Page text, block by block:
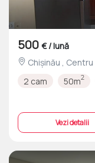
500 € / lună
2 cam
50m2
Vezi detalii